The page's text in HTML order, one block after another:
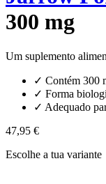
300 mg
Um suplemento
✓ Contém 300
✓ Forma
✓ Adequado
47,95 €
Escolhe a tua variante